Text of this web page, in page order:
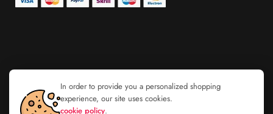
In order to provide you a personalized shopping
experience, our site uses cookies.
cookie policy.